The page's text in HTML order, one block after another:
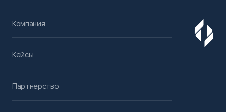
Компания
Кейсы
Партнерство